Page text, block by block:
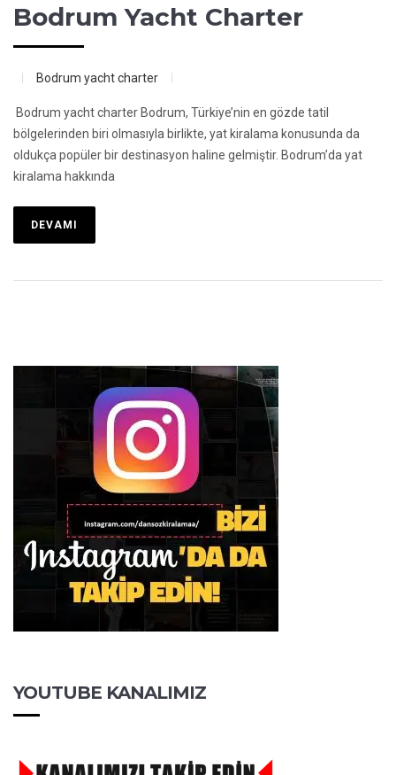
Bodrum Yacht Charter
Bodrum yacht charter
Bodrum yacht charter Bodrum, Türkiye’nin en gözde tatil
bölgelerinden biri olmasıyla birlikte, yat kiralama konusunda da
oldukça popüler bir destinasyon haline gelmiştir. Bodrum’da yat
kiralama hakkında
DEVAMI
YOUTUBE KANALIMIZ